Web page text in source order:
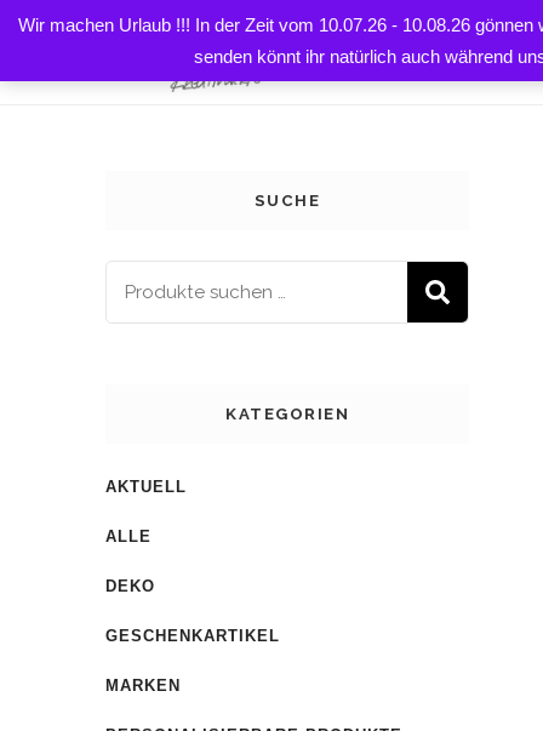
Wir machen Urlaub !!! In der Zeit vom 10.07.26 - 10.08.26
senden könnt ihr natürlich auch während
HOME
Startseite Shop Prints, Postkarten & Co Karten
SUCHE
KATEGORIEN
AKTUELL
ALLE
DEKO
GESCHENKARTIKEL
MARKEN